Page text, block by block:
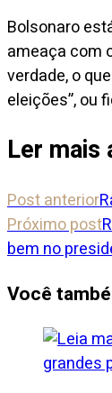
Bolsonaro
ameaça com
verdade, o
eleições”, ou
Ler mais
Post anterior
Próximo post
bem no
Você